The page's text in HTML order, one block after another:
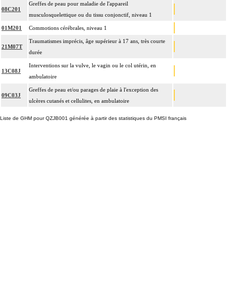
08C201
Greffes de peau pour maladie de l'appareil
musculosquelettique ou du tissu conjonctif, niveau 1
01M201 Commotions cérébrales, niveau 1
21M07T
Traumatismes imprécis, âge supérieur à 17 ans, très courte
durée
13C08J
Interventions sur la vulve, le vagin ou le col utérin, en
ambulatoire
09C03J
Greffes de peau et/ou parages de plaie à l'exception des
ulcères cutanés et cellulites, en ambulatoire
Liste de GHM pour QZJB001 générée à partir des statistiques du PMSI français